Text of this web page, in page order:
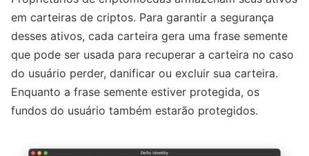
em carteiras de criptos. Para garantir a segurança
desses ativos, cada carteira gera uma frase semente
que pode ser usada para recuperar a carteira no caso
do usuário perder, danificar ou excluir sua carteira.
Enquanto a frase semente estiver protegida, os
fundos do usuário também estarão protegidos.